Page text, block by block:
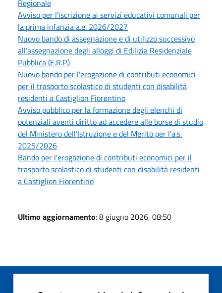
Regionale
Avviso per l’iscrizione ai servizi educativi comunali per
la prima infanzia a.e. 2026/2027
Nuovo bando di assegnazione e di utilizzo successivo
all’assegnazione degli alloggi di Edilizia Residenziale
Pubblica (E.R.P.)
Nuovo bando per l'erogazione di contributi economici
per il trasporto scolastico di studenti con disabilità
residenti a Castiglion Fiorentino
Avviso pubblico per la formazione degli elenchi di
potenziali aventi diritto ad accedere alle borse di studio
del Ministero dell’Istruzione e del Merito per l’a.s.
2025/2026
Bando per l'erogazione di contributi economici per il
trasporto scolastico di studenti con disabilità residenti
a Castiglion Fiorentino
Ultimo aggiornamento: 8 giugno 2026, 08:50